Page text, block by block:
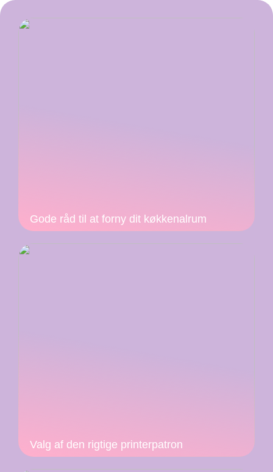
Gode råd til at forny dit køkkenalrum
Valg af den rigtige printerpatron